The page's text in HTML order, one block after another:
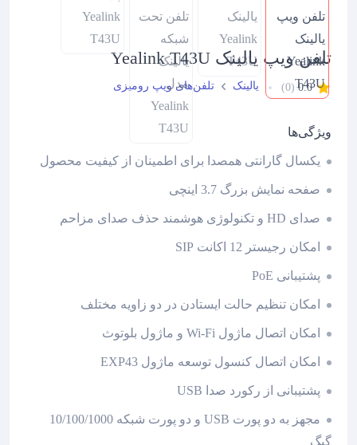
تلفن ویپ یالینک Yealink T43U
0.0
(0) یالینک تلفن‌های ویپ رومیزی
ویژگی‌ها
یکسال گارانتی همصدا برای اطمینان از کیفیت محصول
صفحه نمایش بزرگ 3.7 اینچی
صدای HD و تکنولوژی هوشمند حذف صدای مزاحم
امکان رجیستر 12 اکانت SIP
پشتیبانی PoE
امکان تنظیم حالت ایستادن در دو زاویه مختلف
امکان اتصال ماژول Wi-Fi و ماژول بلوتوث
امکان اتصال کنسول توسعه ماژول EXP43
پشتیبانی از رکورد صدا USB
مجهز به دو پورت USB و دو پورت شبکه 10/100/1000
گیگ